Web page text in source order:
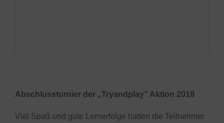
Abschlussturnier der „Tryandplay“ Aktion 2018
Viel Spaß und gute Lernerfolge hatten die Teilnehmer